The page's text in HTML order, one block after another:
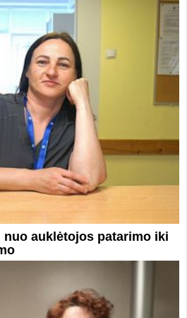
auklėtojos patarimo iki